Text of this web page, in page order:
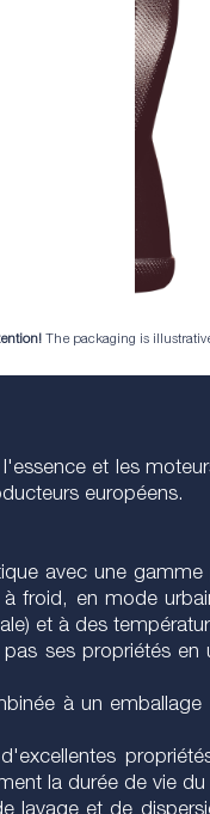
The packaging is
et les
européens.
avec une
froid, en mode
et à des
ses propriétés
à un
la durée de vie